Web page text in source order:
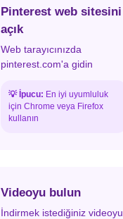
Pinterest web sitesini
açık
Web tarayıcınızda
pinterest.com'a gidin
💡 İpucu: En iyi uyumluluk
için Chrome veya Firefox
kullanın
Videoyu bulun
İndirmek istediğiniz videoyu